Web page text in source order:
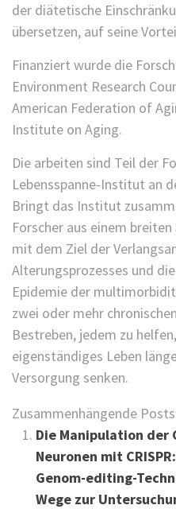
der diätetische
übersetzen, auf seine
Finanziert wurde die
Environment Research
American Federation of
Institute on Aging.
Die arbeiten sind Teil der
Lebensspanne-Institut an
Bringt das Institut
Forscher aus einem
mit dem Ziel der
Alterungsprozesses und
Epidemie der
zwei oder mehr
Bestreben, jedem zu
eigenständiges Leben
Versorgung senken.
Zusammenhängende
Die Manipulation der
Neuronen mit
Genom-editing-
Wege zur